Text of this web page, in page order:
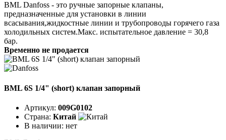
BML Danfoss - это ручные запорные клапаны,
предназначенные для установки в линии
всасывания,жидкостные линии и трубопроводы горячего газа
холодильных систем.Макс. испытательное давление = 30,8
бар.
Временно не продается
BML 6S 1/4" (short) клапан запорный
Артикул: 009G0102
Страна: Китай
В наличии: нет